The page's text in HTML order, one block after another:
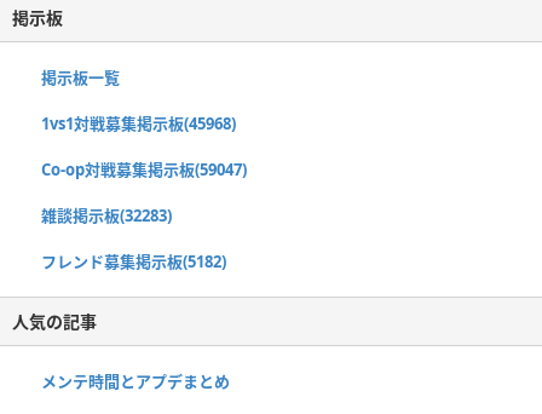
掲示板
掲示板一覧
1vs1対戦募集掲示板(45968)
Co-op対戦募集掲示板(59047)
雑談掲示板(32283)
フレンド募集掲示板(5182)
人気の記事
メンテ時間とアプデまとめ